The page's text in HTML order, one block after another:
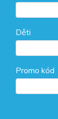
Děti
Promo kód